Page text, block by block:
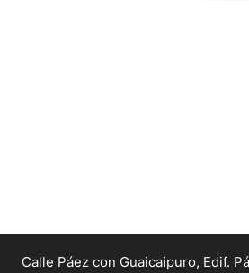
Calle Páez con Guaicaipuro, Edif.